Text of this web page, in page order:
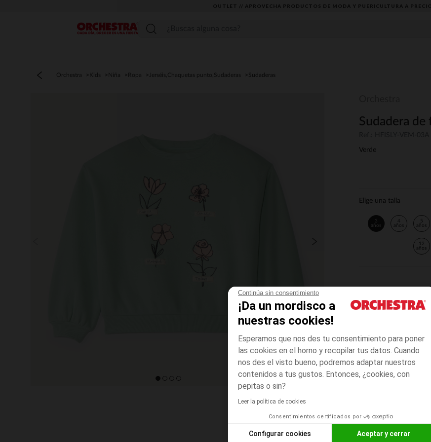
Continúa sin consentimiento
¡Da un mordisco a
nuestras cookies!
Esperamos que nos des tu consentimiento para poner
las cookies en el horno y recopilar tus datos. Cuando
nos des el visto bueno, podremos adaptar nuestros
contenidos a tus gustos. Entonces, ¿cookies, con
pepitas o sin?
Leer la política de cookies
Consentimientos certificados por
Configurar cookies Aceptar y cerrar
OUTLET // APROVECHA PRODUCTOS DE MODA Y PUERICULTURA A
Menú
Orchestra Kids Niña Ropa Jerséis,Chaquetas punto,Sudaderas Sudaderas
Sudadera
Verde
Elige una talla
3
años
4
años
5
años
12
años
AÑADIR A
MODOS DE ENVÍO